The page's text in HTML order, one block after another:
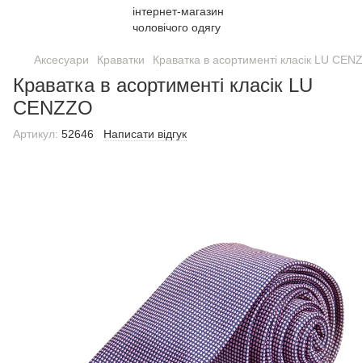
Аксесуари Краватки Краватка в асортименті класік LU
Краватка в асортименті класік LU
CENZZO
Артикул: 52646 Написати відгук